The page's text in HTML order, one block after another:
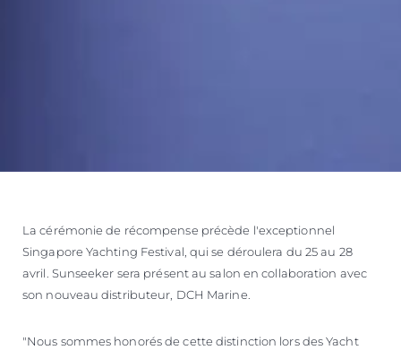
La cérémonie de récompense précède l'exceptionnel
Singapore Yachting Festival, qui se déroulera du 25 au 28
avril. Sunseeker sera présent au salon en collaboration avec
son nouveau distributeur, DCH Marine.
"Nous sommes honorés de cette distinction lors des Yacht